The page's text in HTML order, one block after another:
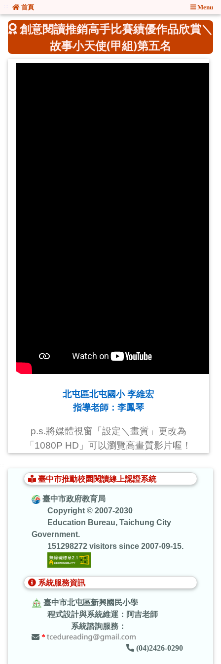
::: 首頁 Menu
創意閱讀推銷高手比賽績優作品欣賞＼
故事小天使(甲組)第五名
北屯區北屯國小 李維宏
指導老師：李鳳琴
p.s.將媒體視窗「設定＼畫質」更改為
「1080P HD」可以瀏覽高畫質影片喔！
臺中市推動校園閱讀線上認證系統
臺中市政府教育局
Copyright © 2007-2030
Education Bureau, Taichung City
Government.
151298272 visitors since 2007-09-15.
系統服務資訊
臺中市北屯區新興國民小學
程式設計與系統維運：阿吉老師
系統諮詢服務：
*
(04)2426-0290